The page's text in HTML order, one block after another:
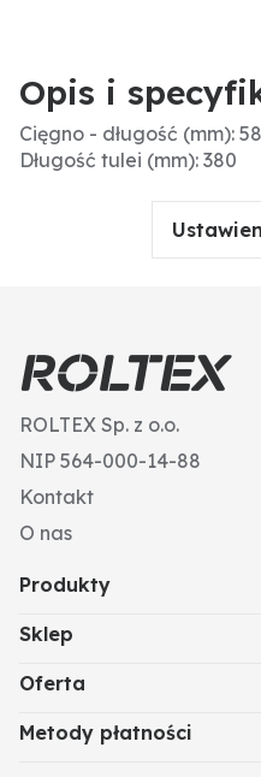
Opis i
Cięgno - długość (mm):
Długość tulei (mm): 380
ROLTEX Sp. z o.o.
NIP 564-000-14-88
Kontakt
O nas
Produkty
Sklep
Oferta
Metody płatności